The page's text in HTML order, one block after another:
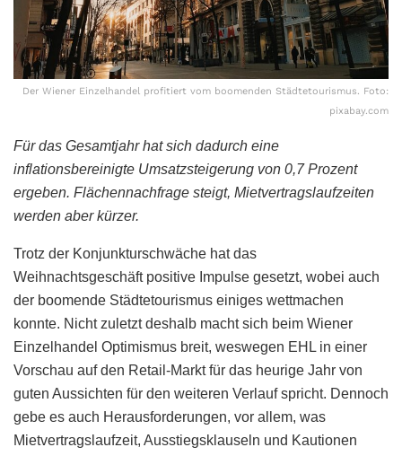
Der Wiener Einzelhandel profitiert vom boomenden Städtetourismus. Foto:
pixabay.com
Für das Gesamtjahr hat sich dadurch eine
inflationsbereinigte Umsatzsteigerung von 0,7 Prozent
ergeben. Flächennachfrage steigt, Mietvertragslaufzeiten
werden aber kürzer.
Trotz der Konjunkturschwäche hat das
Weihnachtsgeschäft positive Impulse gesetzt, wobei auch
der boomende Städtetourismus einiges wettmachen
konnte. Nicht zuletzt deshalb macht sich beim Wiener
Einzelhandel Optimismus breit, weswegen EHL in einer
Vorschau auf den Retail-Markt für das heurige Jahr von
guten Aussichten für den weiteren Verlauf spricht. Dennoch
gebe es auch Herausforderungen, vor allem, was
Mietvertragslaufzeit, Ausstiegsklauseln und Kautionen